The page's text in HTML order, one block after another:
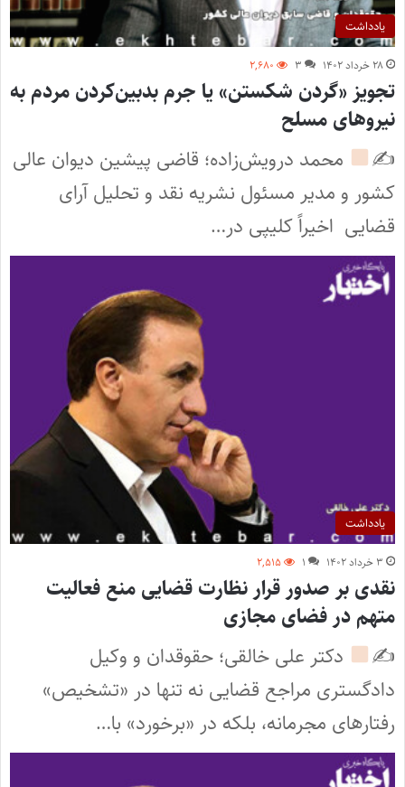
یادداشت
۲۸ خرداد ۱۴۰۲ ۳ ۲,۶۸۰
تجویز «گردن‌ شکستن» یا جرم بدبین‌کردن مردم به
نیروهای مسلح
✍
محمد درویش‌زاده؛ قاضی پیشین دیوان عالی
کشور و مدیر مسئول نشریه نقد و تحلیل آرای
قضایی اخیراً کلیپی در…
یادداشت
۳ خرداد ۱۴۰۲ ۱ ۲,۵۱۵
نقدی بر صدور قرار نظارت قضایی منع فعالیت
متهم در فضای مجازی
✍
دکتر علی خالقی؛ حقوقدان و وکیل
دادگستری مراجع قضایی نه تنها در «تشخیص»
رفتارهای مجرمانه، بلکه در «برخورد» با…